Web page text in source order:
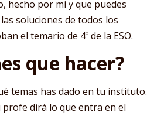
hecho por mí y que puedes
soluciones de todos los
el temario de 4º de la ESO.
que hacer?
temas has dado en tu instituto.
dirá lo que entra en el